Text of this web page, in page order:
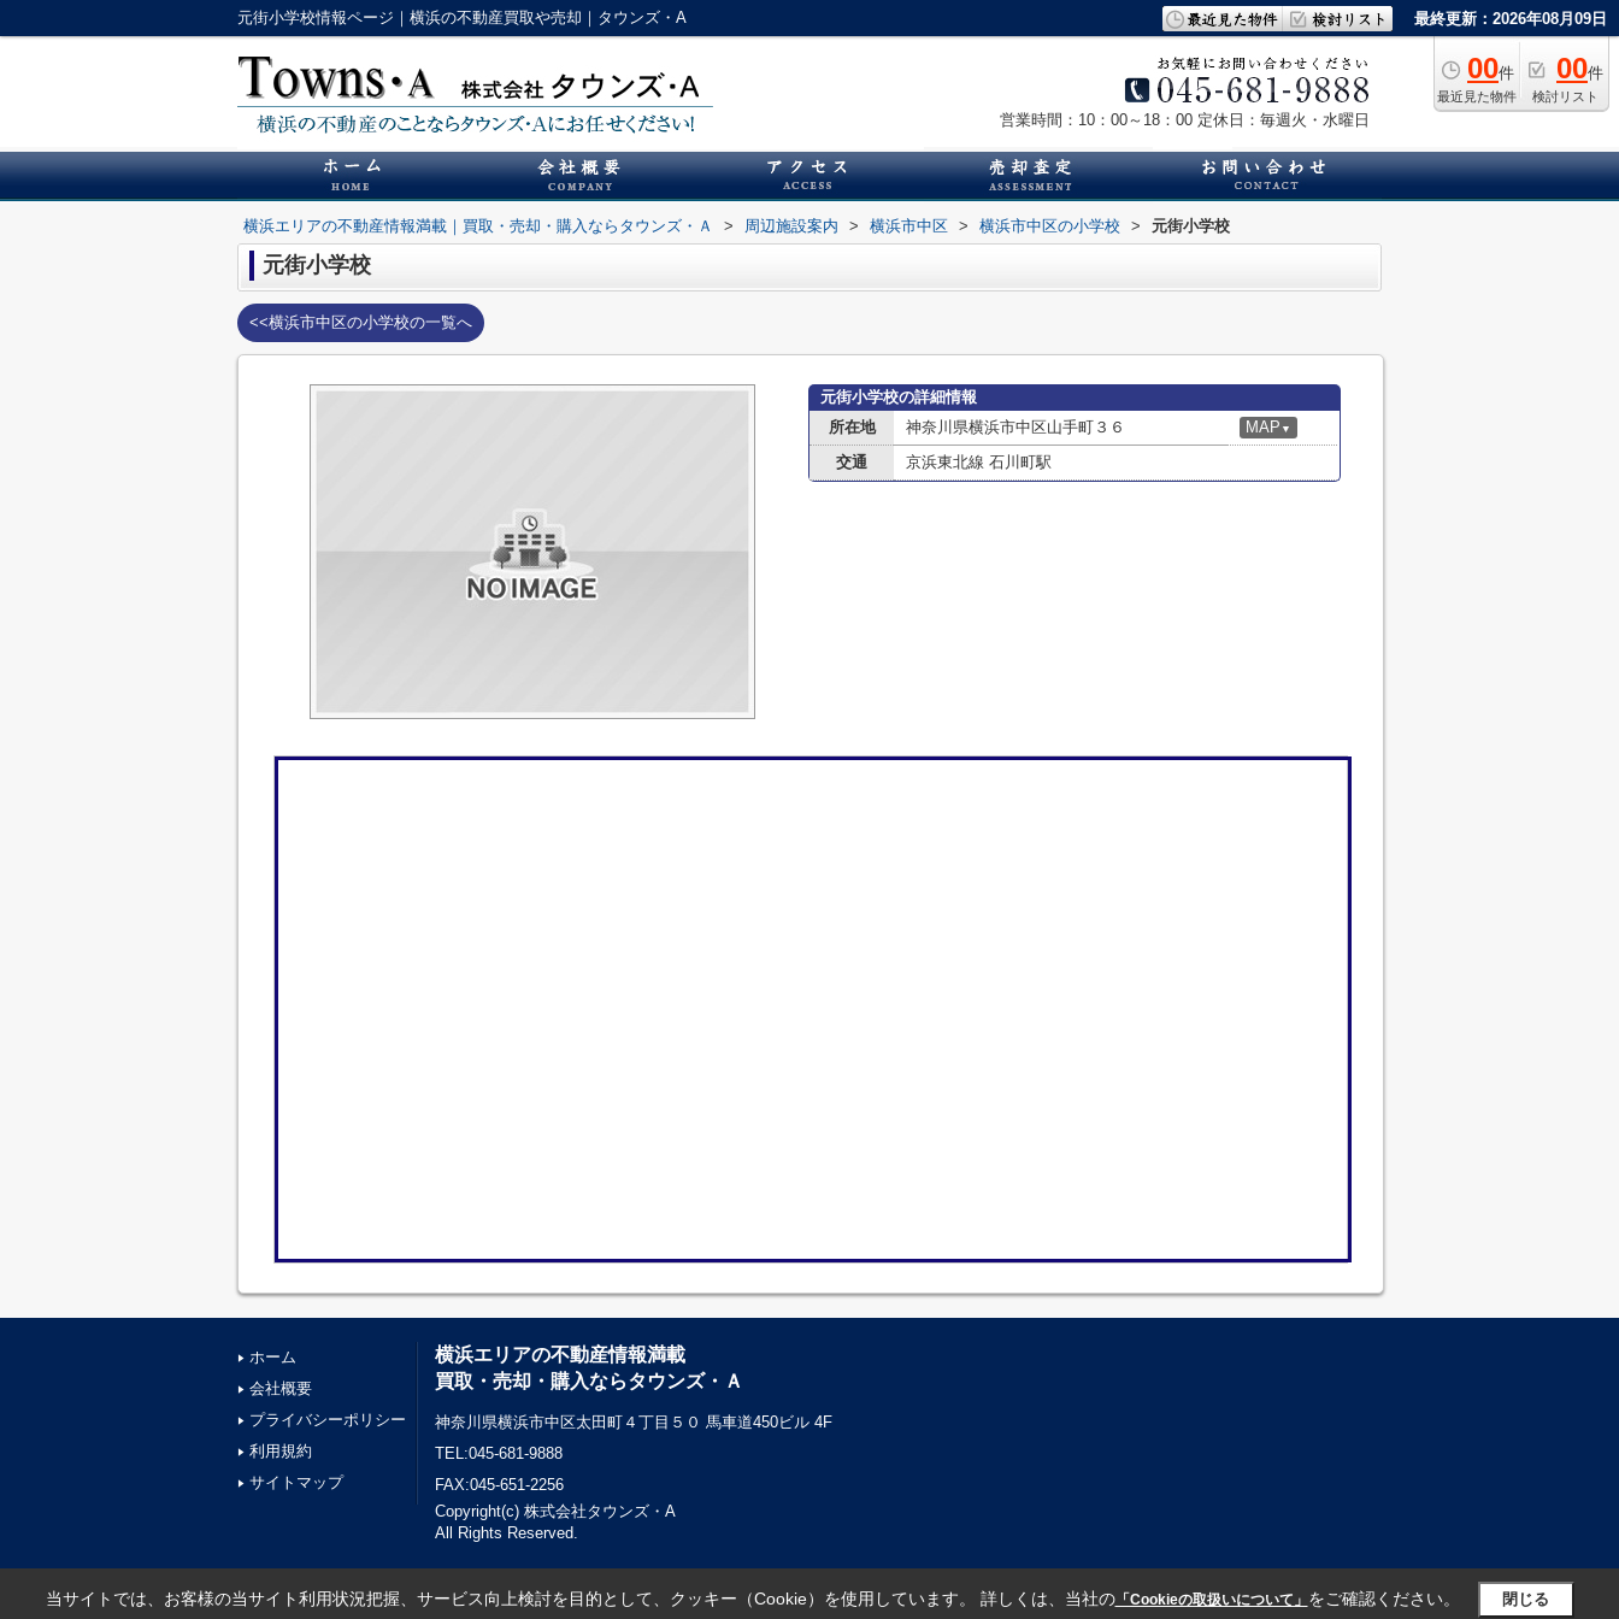
元街小学校情報ページ｜横浜の不動産買取や売却｜タウンズ・A 最終更新：2026年08月09日
00件
最近見た物件
00件
検討リスト
営業時間：10：00～18：00 定休日：毎週火・水曜日
横浜エリアの不動産情報満載｜買取・売却・購入ならタウンズ・Ａ > 周辺施設案内 > 横浜市中区 > 横浜市中区の小学校 > 元街小学校
元街小学校
<<横浜市中区の小学校の一覧へ
元街小学校の詳細情報
所在地
神奈川県横浜市中区山手町３６ MAP ▼
交通 京浜東北線 石川町駅
ホーム
会社概要
プライバシーポリシー
利用規約
サイトマップ
横浜エリアの不動産情報満載
買取・売却・購入ならタウンズ・Ａ
神奈川県横浜市中区太田町４丁目５０ 馬車道450ビル 4F
TEL:045-681-9888
FAX:045-651-2256
Copyright(c) 株式会社タウンズ・A
All Rights Reserved.
当サイトでは、お客様の当サイト利用状況把握、サービス向上検討を目的として、クッキー（Cookie）を使用しています。 詳しくは、当社の「Cookieの取扱いについて」 をご確認ください。 閉じる